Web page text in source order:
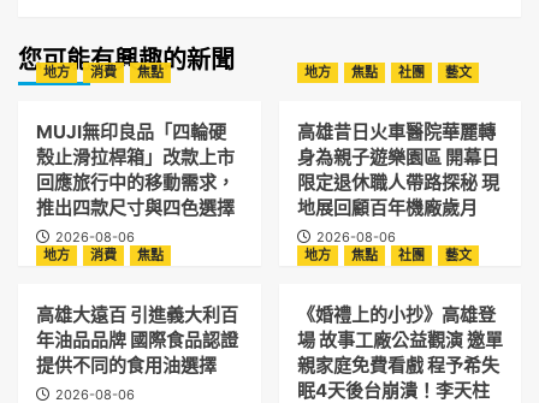
銀
髮
專
屬
方
案
同
步
登
您可能有興趣的新聞
地方 消費 焦點
MUJI無印良品「四輪硬
殼止滑拉桿箱」改款上市
回應旅行中的移動需求，
推出四款尺寸與四色選擇
2026-08-06
地方 焦點 社團 藝文
高雄昔日火車醫院華麗轉
身為親子遊樂園區 開幕日
限定退休職人帶路探秘 現
地展回顧百年機廠歲月
2026-08-06
地方
消費 焦點
高雄大遠百 引進義大利百
年油品品牌 國際食品認證
提供不同的食用油選擇
2026-08-06
地方 焦點 社團 藝文
《婚禮上的小抄》高雄登
場 故事工廠公益觀演 邀單
親家庭免費看戲 程予希失
眠4天後台崩潰！李天柱